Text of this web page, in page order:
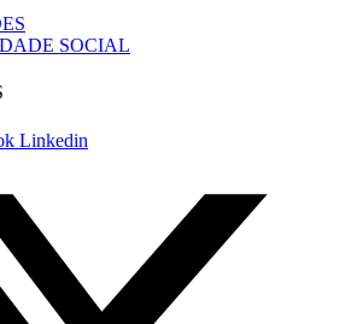
SOCIAL
Linkedin